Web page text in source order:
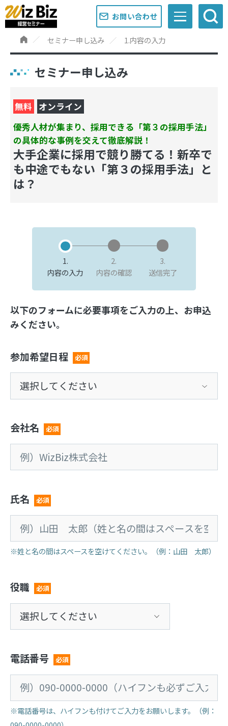
お問い合わせ
セミナー申し込み 1.内容の入力
セミナー申し込み
無料
オンライン
優秀人材が集まり、採用できる「第３の採用手法」
の具体的な事例を交えて徹底解説！
大手企業に採用で競り勝てる！新卒で
も中途でもない「第３の採用手法」と
は？
1.
内容の入力
2.
内容の確認
3.
送信完了
以下のフォームに必要事項をご入力の上、お申込
みください。
参加希望日程 必須
会社名 必須
氏名 必須
※姓と名の間はスペースを空けてください。（例：山田 太郎）
役職 必須
電話番号 必須
※電話番号は、ハイフンも付けてご入力をお願いします。（例：